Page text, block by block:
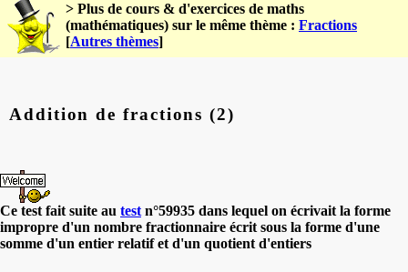
> Plus de cours & d'exercices de maths
(mathématiques) sur le même thème : Fractions
[Autres thèmes]
Addition de fractions (2)
Ce test fait suite au test n°59935 dans lequel on écrivait la forme
impropre d'un nombre fractionnaire écrit sous la forme d'une
somme d'un entier relatif et d'un quotient d'entiers